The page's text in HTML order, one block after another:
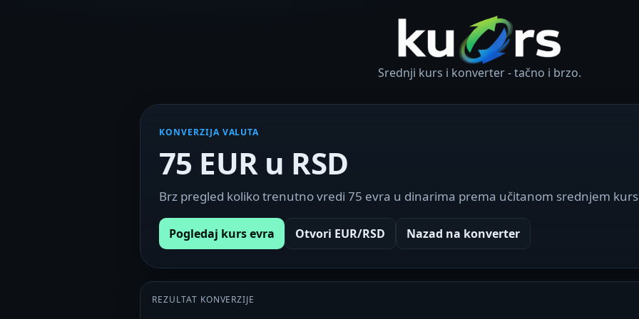
Srednji kurs i konverter - tačno i brzo.
KONVERZIJA VALUTA
75 EUR u RSD
Brz pregled koliko trenutno vredi 75 evra u dinarima prema učitanom srednjem
Pogledaj kurs evra Otvori EUR/RSD Nazad na konverter
REZULTAT KONVERZIJE